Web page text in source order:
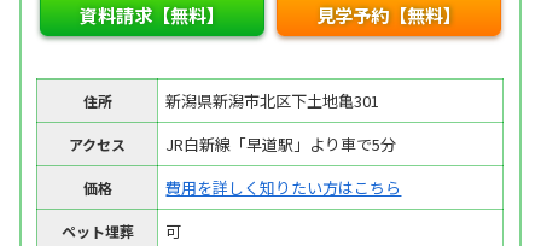
資料請求【無料】 見学予約【無料】
住所 新潟県新潟市北区下土地亀301
アクセス JR白新線「早道駅」より車で5分
価格 費用を詳しく知りたい方はこちら
ペット埋葬 可